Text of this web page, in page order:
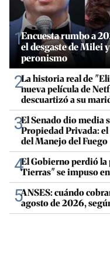
1Encuesta rumbo a
el desgaste de Milei
peronismo
2La historia real de
nueva película de
descuartizó a su
3El Senado dio media
Propiedad Privada:
del Manejo del Fuego
4El Gobierno perdió la
Tierras" se impuso
5ANSES: cuándo
agosto de 2026,